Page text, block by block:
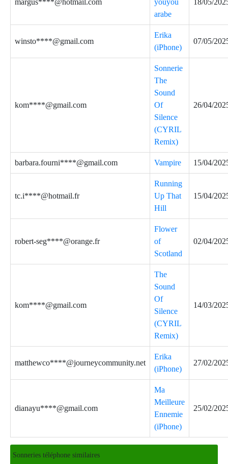
margus****@hotmail.com
youyou
arabe
18/05/
winsto****@gmail.com
Erika
(iPhone)
07/05/
kom****@gmail.com
Sonnerie
The
Sound
Of
Silence
(CYRIL
Remix)
26/04/
barbara.fourni****@gmail.com Vampire 15/04/
tc.i****@hotmail.fr
Running
Up That
Hill
15/04/
robert-seg****@orange.fr
Flower
of
Scotland
02/04/
kom****@gmail.com
The
Sound
Of
Silence
(CYRIL
Remix)
14/03/
matthewco****@journeycommunity.net
Erika
(iPhone)
27/02/
dianayu****@gmail.com
Ma
Meilleure
Ennemie
(iPhone)
25/02/
Sonneries téléphone similaires